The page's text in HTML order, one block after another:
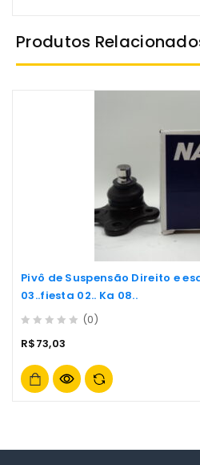
Produtos
Pivô de Suspensão Direito e
03..fiesta 02.. Ka 08..
out
5
(0)
R$73,03